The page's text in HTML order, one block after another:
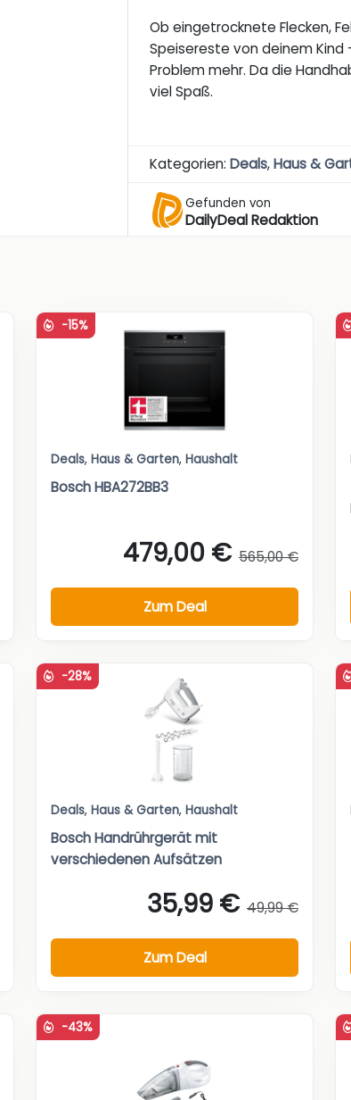
Ob eingetrocknete Flecken,
Speisereste von deinem
Problem mehr. Da die
viel Spaß.
Kategorien:Deals,Haus &
Gefunden von
DailyDeal Redaktion
-15%
Deals, Haus & Garten, Haushalt
Bosch HBA272BB3
479,00 € 565,00 €
Zum Deal
-28%
Deals, Haus & Garten, Haushalt
Bosch Handrührgerät mit
verschiedenen Aufsätzen
35,99 € 49,99 €
Zum Deal
-43%